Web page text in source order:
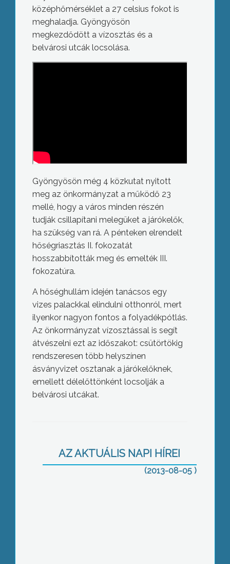
középhőmérséklet a 27 celsius fokot is
meghaladja. Gyöngyösön
megkezdődött a vízosztás és a
belvárosi utcák locsolása.
Gyöngyösön még 4 közkutat nyitott
meg az önkormányzat a működő 23
mellé, hogy a város minden részén
tudják csillapítani melegüket a járókelők,
ha szükség van rá. A pénteken elrendelt
hőségriasztás II. fokozatát
hosszabbították meg és emelték III.
fokozatúra.
A hőséghullám idején tanácsos egy
vizes palackkal elindulni otthonról, mert
ilyenkor nagyon fontos a folyadékpótlás.
Az önkormányzat vízosztással is segít
átvészelni ezt az időszakot: csütörtökig
rendszeresen több helyszínen
ásványvizet osztanak a járókelőknek,
emellett délelőttönként locsolják a
belvárosi utcákat.
AZ AKTUÁLIS NAPI HÍREI
(2013-08-05 )